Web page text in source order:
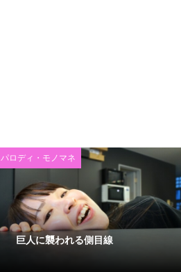
パロディ・モノマネ
巨人に襲われる側目線